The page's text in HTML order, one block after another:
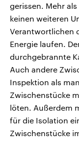
gerissen. Mehr
keinen weiteren
Verantwortlichen
Energie laufen.
durchgebrannte
Auch andere
Inspektion als
Zwischenstücke
löten. Außerdem
für die Isolation
Zwischenstücke